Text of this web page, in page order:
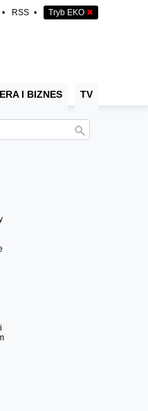
• RSS • Tryb EKO ✖
I BIZNES TV